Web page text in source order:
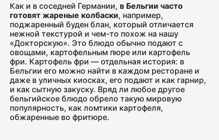
Салями "Венская"
330
Как и в соседней Германии, в Бельгии часто
готовят жареные колбаски, например,
поджаренный буден блан, который отличается
нежной текстурой и чем-то похож на нашу
«Докторскую». Это блюдо обычно подают с
овощами, картофельным пюре или картофель
фри. Картофель фри — отдельная история: в
Бельгии его можно найти в каждом ресторане и
даже в уличных киосках, его подают и как гарнир,
и как сытную закуску. Вряд ли любое другое
бельгийское блюдо обрело такую мировую
популярность, как ломтики картофеля,
обжаренные во фритюре.